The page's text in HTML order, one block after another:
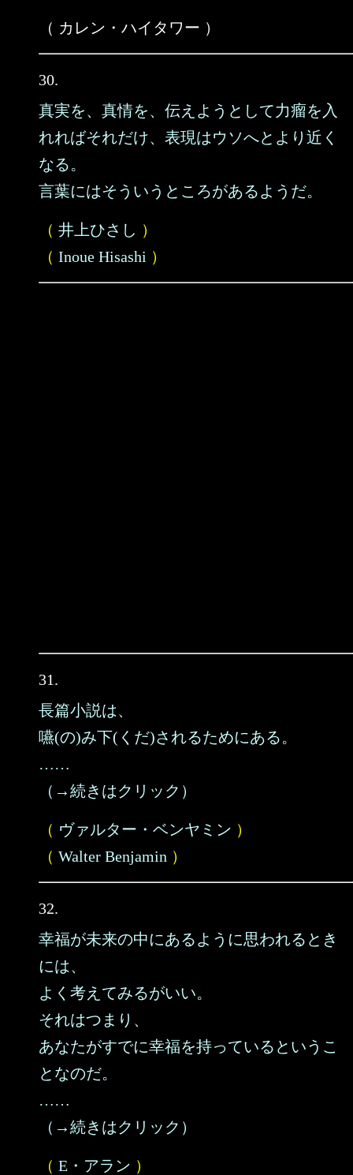
（ カレン・ハイタワー ）
30.
真実を、真情を、伝えようとして力瘤を入
れればそれだけ、表現はウソへとより近く
なる。
言葉にはそういうところがあるようだ。
（ 井上ひさし ）
（ Inoue Hisashi ）
31.
長篇小説は、
嚥(の)み下(くだ)されるためにある。
……
（→続きはクリック）
（ ヴァルター・ベンヤミン ）
（ Walter Benjamin ）
32.
幸福が未来の中にあるように思われるとき
には、
よく考えてみるがいい。
それはつまり、
あなたがすでに幸福を持っているというこ
となのだ。
……
（→続きはクリック）
（ E・アラン ）